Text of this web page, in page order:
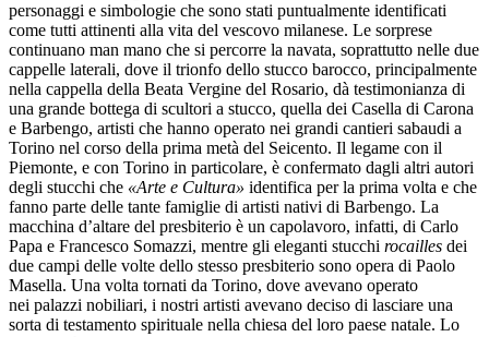
personaggi e simbologie che sono stati puntualmente identificati
come tutti attinenti alla vita del vescovo milanese. Le sorprese
continuano man mano che si percorre la navata, soprattutto nelle due
cappelle laterali, dove il trionfo dello stucco barocco, principalmente
nella cappella della Beata Vergine del Rosario, dà testimonianza di
una grande bottega di scultori a stucco, quella dei Casella di Carona
e Barbengo, artisti che hanno operato nei grandi cantieri sabaudi a
Torino nel corso della prima metà del Seicento. Il legame con il
Piemonte, e con Torino in particolare, è confermato dagli altri autori
degli stucchi che «Arte e Cultura» identifica per la prima volta e che
fanno parte delle tante famiglie di artisti nativi di Barbengo. La
macchina d’altare del presbiterio è un capolavoro, infatti, di Carlo
Papa e Francesco Somazzi, mentre gli eleganti stucchi rocailles dei
due campi delle volte dello stesso presbiterio sono opera di Paolo
Masella. Una volta tornati da Torino, dove avevano operato
nei palazzi nobiliari, i nostri artisti avevano deciso di lasciare una
sorta di testamento spirituale nella chiesa del loro paese natale. Lo